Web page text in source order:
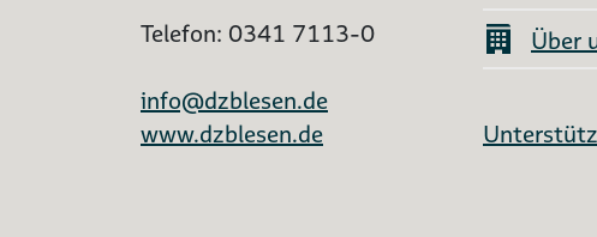
Telefon: 0341 7113-0
info@dzblesen.de
www.dzblesen.de
Über